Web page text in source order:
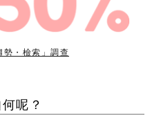
・檢索」調查
呢？